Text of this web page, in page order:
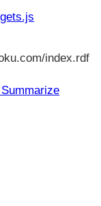
index.rdf
Summarize